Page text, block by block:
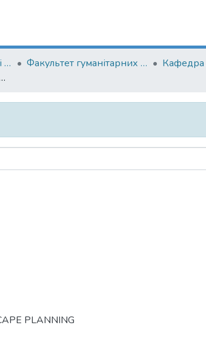
Кваліфікаційні випускні роботи здобувачів вищої освіти бакалаврських програм Факультет гуманітарних наук
Category
PLANNING